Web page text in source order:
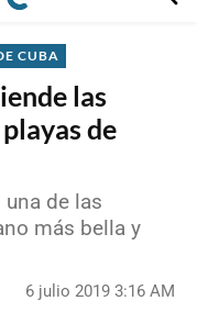
CUBA
las
de
de las
más bella y
6 julio 2019 3:16 AM